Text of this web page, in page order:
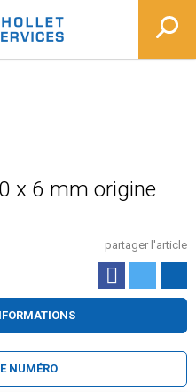
x 6 mm origine
partager l'article
NUMÉRO